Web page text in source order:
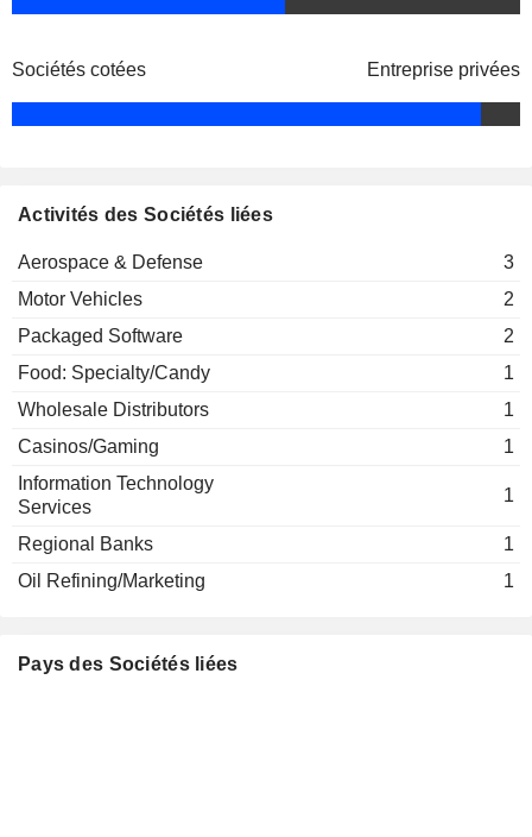
Sociétés cotées Entreprise privées
Activités des Sociétés liées
Aerospace & Defense
3
Motor Vehicles
2
Packaged Software
2
Food: Specialty/Candy
1
Wholesale Distributors
1
Casinos/Gaming
1
Information Technology
Services
1
Regional Banks
1
Oil Refining/Marketing
1
Pays des Sociétés liées